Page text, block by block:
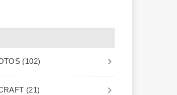
(102)
(21)